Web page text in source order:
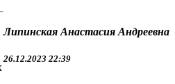
Липинская Анастасия Андреевна
26.12.2023 22:39